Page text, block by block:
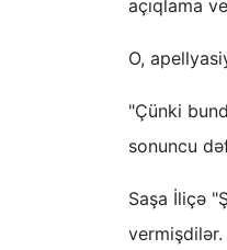
açıqlama
O,
"Çünki
sonuncu
Saşa İliçə
vermişdilər.